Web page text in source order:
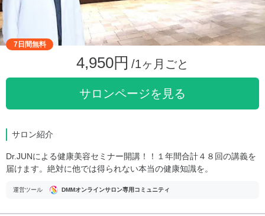
7日間無料
4,950円 /1ヶ月ごと
サロンページを見る
サロン紹介
Dr.JUNによる健康美容セミナー開講！！１年間合計４８回の講義を
届けます。絶対に他では得られない本当の健康知識を。
運営ツール DMMオンラインサロン専用コミュニティ